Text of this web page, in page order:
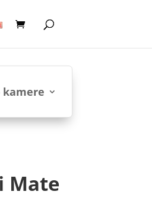
kamere
Mate